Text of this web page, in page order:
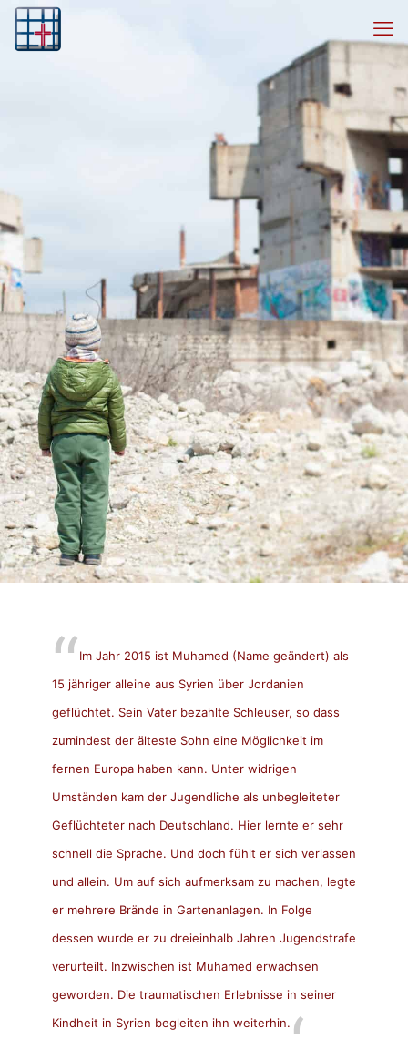
Im Jahr 2015 ist Muhamed (Name geändert) als
15 jähriger alleine aus Syrien über Jordanien
geflüchtet. Sein Vater bezahlte Schleuser, so dass
zumindest der älteste Sohn eine Möglichkeit im
fernen Europa haben kann. Unter widrigen
Umständen kam der Jugendliche als unbegleiteter
Geflüchteter nach Deutschland. Hier lernte er sehr
schnell die Sprache. Und doch fühlt er sich verlassen
und allein. Um auf sich aufmerksam zu machen, legte
er mehrere Brände in Gartenanlagen. In Folge
dessen wurde er zu dreieinhalb Jahren Jugendstrafe
verurteilt. Inzwischen ist Muhamed erwachsen
geworden. Die traumatischen Erlebnisse in seiner
Kindheit in Syrien begleiten ihn weiterhin.